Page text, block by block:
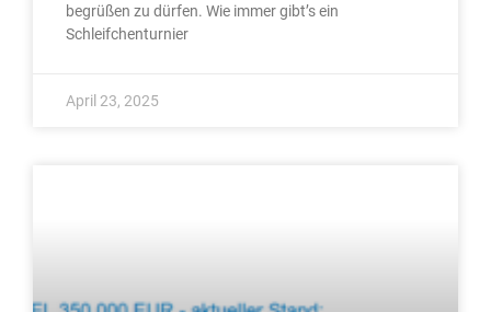
begrüßen zu dürfen. Wie immer gibt’s ein
Schleifchenturnier
April 23, 2025